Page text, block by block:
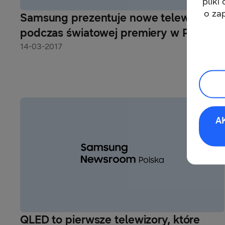
Samsung prezentuje nowe telewizory
podczas światowej premiery w Paryżu
14-03-2017
QLED to pierwsze telewizory, które
o